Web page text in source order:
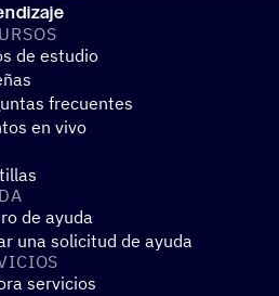
de estudio
frecuentes
en vivo
de ayuda
una solicitud de ayuda
servicios